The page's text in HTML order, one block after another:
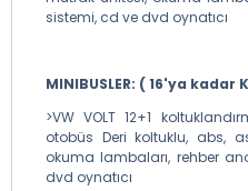
sistemi, cd ve dvd oynatıcı
MINIBUSLER: ( 16'ya kadar
>VW VOLT 12+1
otobüs Deri koltuklu, abs,
okuma lambaları, rehber
dvd oynatıcı